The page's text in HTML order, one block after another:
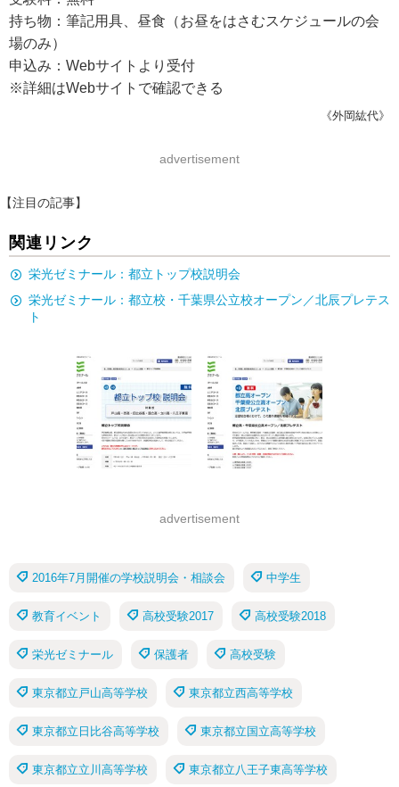
持ち物：筆記用具、昼食（お昼をはさむスケジュールの会
場のみ）
申込み：Webサイトより受付
※詳細はWebサイトで確認できる
《外岡紘代》
advertisement
【注目の記事】
関連リンク
栄光ゼミナール：都立トップ校説明会
栄光ゼミナール：都立校・千葉県公立校オープン／北辰プレテス
ト
advertisement
2016年7月開催の学校説明会・相談会 中学生
教育イベント 高校受験2017 高校受験2018
栄光ゼミナール 保護者 高校受験
東京都立戸山高等学校 東京都立西高等学校
東京都立日比谷高等学校 東京都立国立高等学校
東京都立立川高等学校 東京都立八王子東高等学校